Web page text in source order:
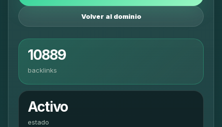
Volver al dominio
10889
backlinks
Activo
estado